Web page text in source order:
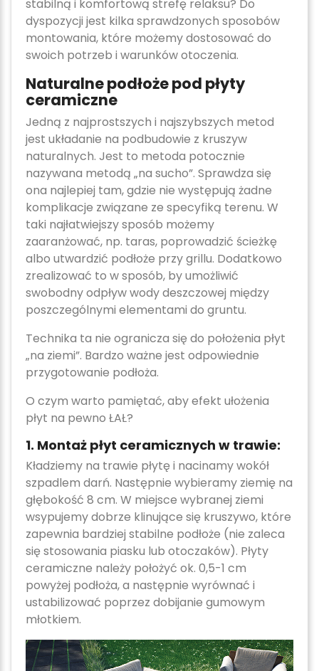
stabilną i komfortową strefę relaksu? Do
dyspozycji jest kilka sprawdzonych sposobów
montowania, które możemy dostosować do
swoich potrzeb i warunków otoczenia.
Naturalne podłoże pod płyty
ceramiczne
Jedną z najprostszych i najszybszych metod
jest układanie na podbudowie z kruszyw
naturalnych. Jest to metoda potocznie
nazywana metodą „na sucho”. Sprawdza się
ona najlepiej tam, gdzie nie występują żadne
komplikacje związane ze specyfiką terenu. W
taki najłatwiejszy sposób możemy
zaaranżować, np. taras, poprowadzić ścieżkę
albo utwardzić podłoże przy grillu. Dodatkowo
zrealizować to w sposób, by umożliwić
swobodny odpływ wody deszczowej między
poszczególnymi elementami do gruntu.
Technika ta nie ogranicza się do położenia płyt
„na ziemi”. Bardzo ważne jest odpowiednie
przygotowanie podłoża.
O czym warto pamiętać, aby efekt ułożenia
płyt na pewno ŁAŁ?
1. Montaż płyt ceramicznych w trawie:
Kładziemy na trawie płytę i nacinamy wokół
szpadlem darń. Następnie wybieramy ziemię na
głębokość 8 cm. W miejsce wybranej ziemi
wsypujemy dobrze klinujące się kruszywo, które
zapewnia bardziej stabilne podłoże (nie zaleca
się stosowania piasku lub otoczaków). Płyty
ceramiczne należy położyć ok. 0,5-1 cm
powyżej podłoża, a następnie wyrównać i
ustabilizować poprzez dobijanie gumowym
młotkiem.